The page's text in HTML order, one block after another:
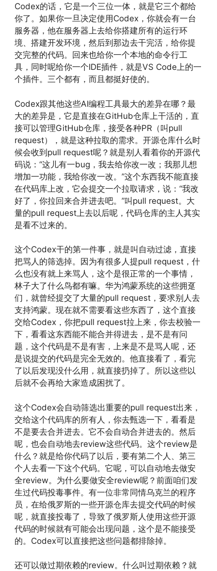
Codex的话，它是一个三位一体，就是它三个都给
你了。如果你一旦决定使用Codex，你就会有一台
服务器，他在服务器上去给你搭建所有的运行环
境、搭建开发环境，然后到那边去干完活，给你提
交完整的代码。回来也给你一个本地的命令行工
具，同时呢给你一个IDE插件，就是VS Code上的一
个插件。三个都有，而且都挺好使的。
Codex跟其他这些AI编程工具最大的差异在哪？最
大的差异是，它是直接在GitHub仓库上干活的，直
接可以管理GitHub仓库，接受各种PR（叫pull
request），就是这种拉取的需求。开源仓库什么时
候会收到pull request呢？就是别人看着你的开源代
码说：“这儿有一bug，我去给你改一改；我那儿想
增加一功能，我给你改一改。”这个东西我不能直接
在代码库上改，它会提交一个拉取请求，说：“我改
好了，你拉回来合并进去吧。”叫pull request。大
量的pull request上去以后呢，代码仓库的主人其实
是看不过来的。
这个Codex干的第一件事，就是叫自动过滤，直接
把骂人的筛选掉。因为有很多人提pull request，什
么也没有就上来骂人，这个是很正常的一个事情，
林子大了什么鸟都有嘛。华为鸿蒙系统的这些拥趸
们，就曾经提交了大量的pull request，要求别人去
支持鸿蒙。现在就不需要看这些东西了，这个直接
交给Codex，你把pull request拉上来，你去校验一
下，看看这东西能不能合并得进去，是不是有问
题，这个代码是不是有害，上来是不是骂人呢，还
是说提交的代码是完全无效的。他直接看了，看完
了以后发现没什么用，就直接扔掉了。所以这些以
后就不会再给大家造成困扰了。
这个Codex会自动筛选出重要的pull request出来，
交给这个代码库的所有人，你去甄选一下，看看是
不是要去合并进去。它不会自动合并进去的。然后
呢，也会自动地去review这些代码。这个review是
什么？就是给你代码了以后，要有第二个人、第三
个人去看一下这个代码。它呢，可以自动地去做安
全review。为什么要做安全review呢？前面咱们发
生过代码投毒事件。有一位非常同情乌克兰的程序
员，在给俄罗斯的一些开源仓库去提交代码的时候
呢，就直接投毒了，导致了俄罗斯人使用这些开源
代码的时候就有可能会出现问题，这个是不能接受
的。Codex可以直接把这些问题都排除掉。
还可以做过期依赖的review。什么叫过期依赖？就